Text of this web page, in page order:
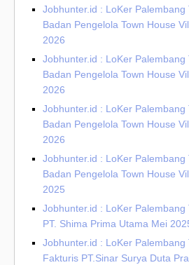
Jobhunter.id : LoKer Palembang
Badan Pengelola Town House
2026
Jobhunter.id : LoKer Palembang
Badan Pengelola Town House
2026
Jobhunter.id : LoKer Palembang
Badan Pengelola Town House
2026
Jobhunter.id : LoKer Palembang
Badan Pengelola Town House
2025
Jobhunter.id : LoKer Palembang
PT. Shima Prima Utama Mei
Jobhunter.id : LoKer Palembang
Fakturis PT.Sinar Surya Duta